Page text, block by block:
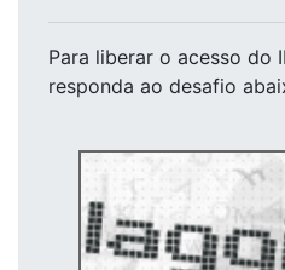
Para liberar o acesso do
responda ao desafio